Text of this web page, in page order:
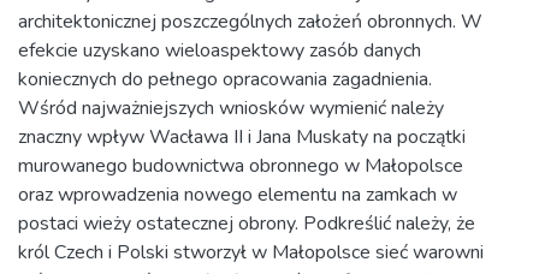
architektonicznej poszczególnych założeń obronnych. W
efekcie uzyskano wieloaspektowy zasób danych
koniecznych do pełnego opracowania zagadnienia.
Wśród najważniejszych wniosków wymienić należy
znaczny wpływ Wacława II i Jana Muskaty na początki
murowanego budownictwa obronnego w Małopolsce
oraz wprowadzenia nowego elementu na zamkach w
postaci wieży ostatecznej obrony. Podkreślić należy, że
król Czech i Polski stworzył w Małopolsce sieć warowni